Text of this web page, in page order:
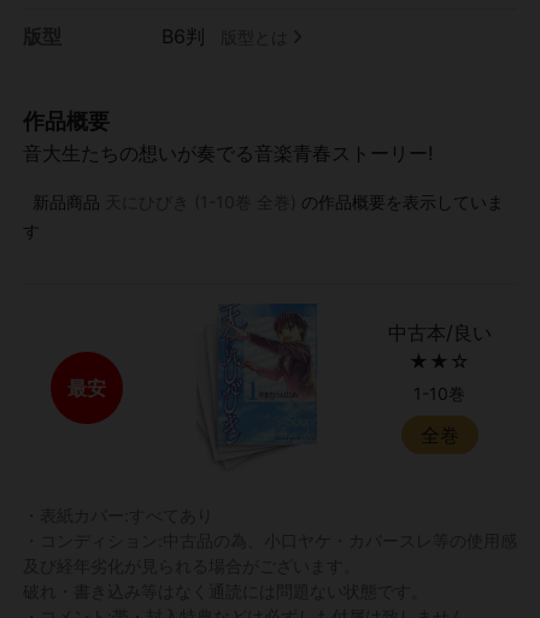
B6判
作品概要
音大生たちの想いが奏でる音楽青春ストーリー!
新品商品
の作品概要を表示していま
す
最安
中古本/良い
★★☆
1-10巻
全巻